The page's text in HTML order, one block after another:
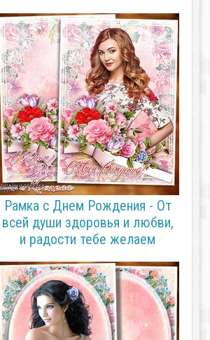
Рамка с Днем Рождения - От
всей души здоровья и любви,
и радости тебе желаем